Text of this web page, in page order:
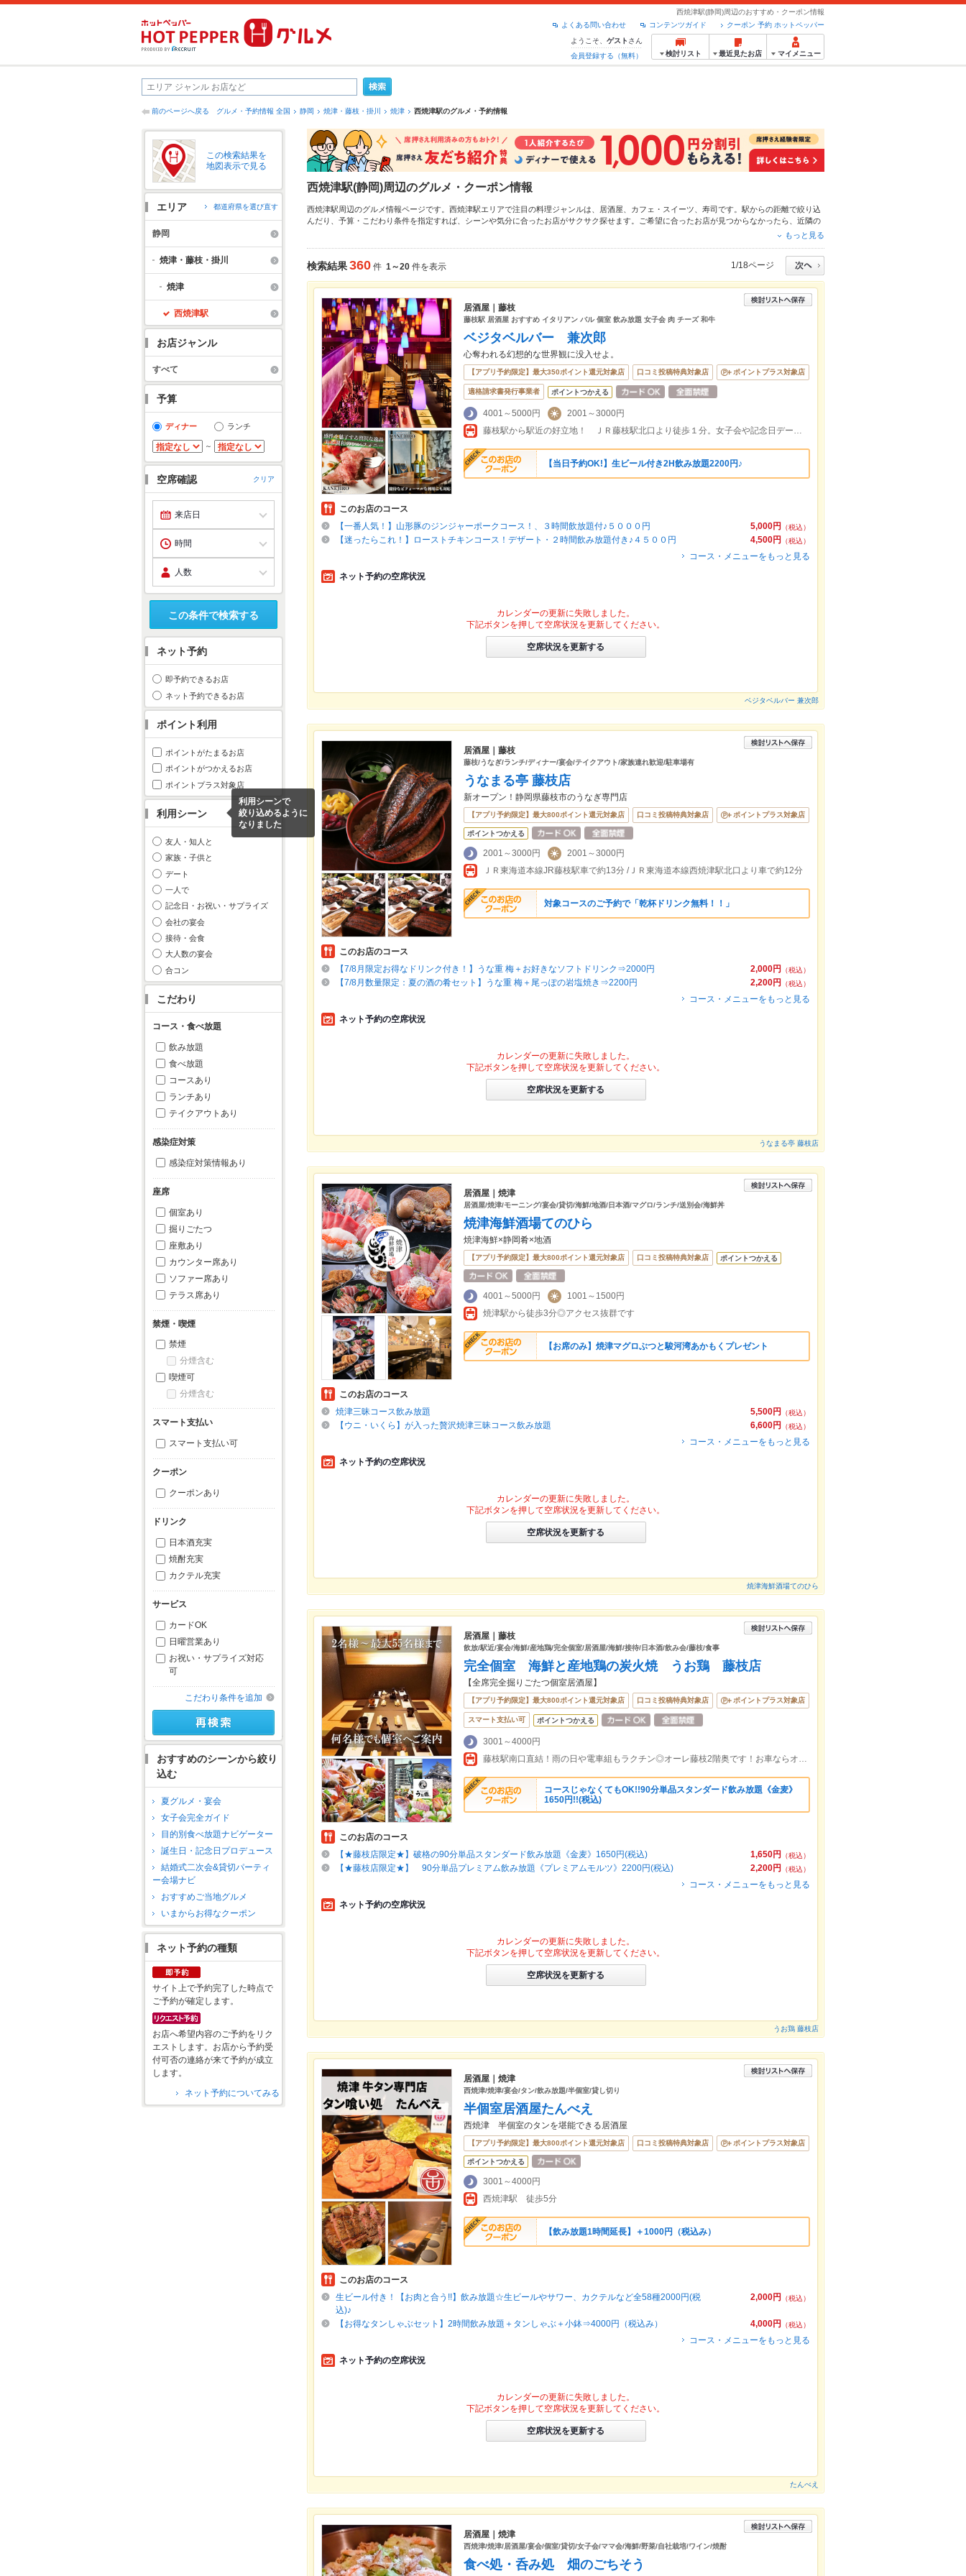
西焼津駅(静岡)周辺のおすすめ・クーポン情報
クーポン 予約 ホットペッパー
コンテンツガイド
よくある問い合わせ
ようこそ、 ゲスト さん
会員登録する（無料）
検討リスト 最近見たお店 マイメニュー
前のページへ戻る グルメ・予約情報 全国 静岡 焼津・藤枝・掛川 焼津 西焼津駅のグルメ・予約情報
この検索結果を
地図表示で見る
エリア 都道府県を選び直す
静岡
焼津・藤枝・掛川
焼津
西焼津駅
お店ジャンル
すべて
予算
ディナー ランチ
～
空席確認 クリア
この条件で検索する
ネット予約
即予約できるお店
ネット予約できるお店
ポイント利用
ポイントがたまるお店
ポイントがつかえるお店
ポイントプラス対象店
利用シーン
利用シーンで
絞り込めるように
なりました
友人・知人と
家族・子供と
デート
一人で
記念日・お祝い・サプライズ
会社の宴会
接待・会食
大人数の宴会
合コン
こだわり
コース・食べ放題
飲み放題
食べ放題
コースあり
ランチあり
テイクアウトあり
感染症対策
感染症対策情報あり
座席
個室あり
掘りごたつ
座敷あり
カウンター席あり
ソファー席あり
テラス席あり
禁煙・喫煙
禁煙
分煙含む
喫煙可
分煙含む
スマート支払い
スマート支払い可
クーポン
クーポンあり
ドリンク
日本酒充実
焼酎充実
カクテル充実
サービス
カードOK
日曜営業あり
お祝い・サプライズ対応
可
こだわり条件を追加
おすすめのシーンから絞り
込む
夏グルメ・宴会
女子会完全ガイド
目的別食べ放題ナビゲーター
誕生日・記念日プロデュース
結婚式二次会&貸切パーティ
ー会場ナビ
おすすめご当地グルメ
いまからお得なクーポン
ネット予約の種類
サイト上で予約完了した時点で
ご予約が確定します。
お店へ希望内容のご予約をリク
エストします。お店から予約受
付可否の連絡が来て予約が成立
します。
ネット予約についてみる
西焼津駅(静岡)周辺のグルメ・クーポン情報
西焼津駅周辺のグルメ情報ページです。西焼津駅エリアで注目の料理ジャンルは、 居酒屋 カフェ・スイーツ 寿司です。駅からの距離で絞り込
んだり、予算・こだわり条件を指定すれば、シーンや気分に合ったお店がサクサク探せます。ご希望に合ったお店が見つからなかったら、近隣の
や季節のおす
もっと見る
検索結果360 件 1～20 件を表示 1/18ページ
居酒屋｜藤枝
藤枝駅 居酒屋 おすすめ イタリアン バル 個室 飲み放題 女子会 肉 チーズ 和牛
ベジタベルバー 兼次郎
心奪われる幻想的な世界観に没入せよ。
【アプリ予約限定】最大350ポイント還元対象店 口コミ投稿特典対象店 ポイントプラス対象店
適格請求書発行事業者 ポイントつかえる
4001～5000円
2001～3000円
藤枝駅から駅近の好立地！ ＪＲ藤枝駅北口より徒歩１分。女子会や記念日デートに最適◎ご宴会コース3000円~ご用意♪
【当日予約OK!】生ビール付き2H飲み放題2200円♪
このお店のコース
5,000円
（税込）
【一番人気！】山形豚のジンジャーポークコース！、３時間飲放題付♪５０００円
4,500円
（税込）
【迷ったらこれ！】ローストチキンコース！デザート・２時間飲み放題付き♪４５００円
コース・メニューをもっと見る
ネット予約の空席状況
カレンダーの更新に失敗しました。
下記ボタンを押して空席状況を更新してください。
空席状況を更新する
ベジタベルバー 兼次郎
居酒屋｜藤枝
藤枝/うなぎ/ランチ/ディナー/宴会/テイクアウト/家族連れ歓迎/駐車場有
うなまる亭 藤枝店
新オープン！静岡県藤枝市のうなぎ専門店
【アプリ予約限定】最大800ポイント還元対象店 口コミ投稿特典対象店 ポイントプラス対象店
ポイントつかえる
2001～3000円
2001～3000円
ＪＲ東海道本線JR藤枝駅車で約13分 /ＪＲ東海道本線西焼津駅北口より車で約12分
対象コースのご予約で「乾杯ドリンク無料！！」
このお店のコース
2,000円
（税込）
【7/8月限定お得なドリンク付き！】うな重 梅＋お好きなソフトドリンク⇒2000円
2,200円
（税込）
【7/8月数量限定：夏の酒の肴セット】うな重 梅＋尾っぽの岩塩焼き⇒2200円
コース・メニューをもっと見る
ネット予約の空席状況
カレンダーの更新に失敗しました。
下記ボタンを押して空席状況を更新してください。
空席状況を更新する
うなまる亭 藤枝店
居酒屋｜焼津
居酒屋/焼津/モーニング/宴会/貸切/海鮮/地酒/日本酒/マグロ/ランチ/送別会/海鮮丼
焼津海鮮酒場てのひら
焼津海鮮×静岡肴×地酒
【アプリ予約限定】最大800ポイント還元対象店 口コミ投稿特典対象店 ポイントつかえる
4001～5000円
1001～1500円
焼津駅から徒歩3分◎アクセス抜群です
【お席のみ】焼津マグロぶつと駿河湾あかもくプレゼント
このお店のコース
5,500円
（税込）
焼津三昧コース飲み放題
6,600円
（税込）
【ウニ・いくら】が入った贅沢焼津三昧コース飲み放題
コース・メニューをもっと見る
ネット予約の空席状況
カレンダーの更新に失敗しました。
下記ボタンを押して空席状況を更新してください。
空席状況を更新する
焼津海鮮酒場てのひら
居酒屋｜藤枝
飲放/駅近/宴会/海鮮/産地鶏/完全個室/居酒屋/海鮮/接待/日本酒/飲み会/藤枝/食事
完全個室 海鮮と産地鶏の炭火焼 うお鶏 藤枝店
【全席完全掘りごたつ個室居酒屋】
【アプリ予約限定】最大800ポイント還元対象店 口コミ投稿特典対象店 ポイントプラス対象店
スマート支払い可 ポイントつかえる
3001～4000円
藤枝駅南口直結！雨の日や電車組もラクチン◎オーレ藤枝2階奥です！お車ならオーレ駐車場利用で2時間分サービス！
コースじゃなくてもOK!!90分単品スタンダード飲み放題《金麦》
1650円!!(税込)
このお店のコース
1,650円
（税込）
【★藤枝店限定★】破格の90分単品スタンダード飲み放題《金麦》1650円(税込)
2,200円
（税込）
【★藤枝店限定★】 90分単品プレミアム飲み放題《プレミアムモルツ》2200円(税込)
コース・メニューをもっと見る
ネット予約の空席状況
カレンダーの更新に失敗しました。
下記ボタンを押して空席状況を更新してください。
空席状況を更新する
うお鶏 藤枝店
居酒屋｜焼津
西焼津/焼津/宴会/タン/飲み放題/半個室/貸し切り
半個室居酒屋たんべえ
西焼津 半個室のタンを堪能できる居酒屋
【アプリ予約限定】最大800ポイント還元対象店 口コミ投稿特典対象店 ポイントプラス対象店
ポイントつかえる
3001～4000円
西焼津駅 徒歩5分
【飲み放題1時間延長】＋1000円（税込み）
このお店のコース
2,000円
（税込）
生ビール付き！【お肉と合う!!】飲み放題☆生ビールやサワー、カクテルなど全58種2000円(税
込)♪
4,000円
（税込）
【お得なタンしゃぶセット】2時間飲み放題＋タンしゃぶ＋小鉢⇒4000円（税込み）
コース・メニューをもっと見る
ネット予約の空席状況
カレンダーの更新に失敗しました。
下記ボタンを押して空席状況を更新してください。
空席状況を更新する
たんべえ
居酒屋｜焼津
西焼津/焼津/居酒屋/宴会/個室/貸切/女子会/ママ会/海鮮/野菜/自社栽培/ワイン/焼酎
食べ処・呑み処 畑のごちそう